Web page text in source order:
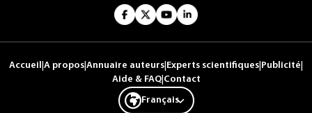
Accueil A propos Annuaire auteurs Experts scientifiques Publicité
Aide & FAQ| Contact
Français